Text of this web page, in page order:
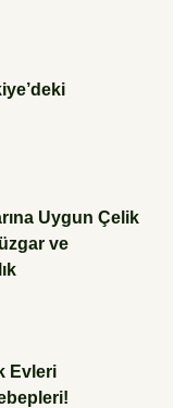
Uygun Çelik
ve
Evleri